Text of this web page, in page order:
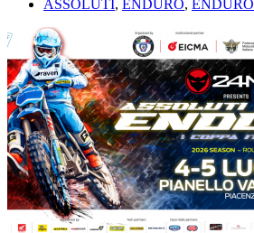
ASSOLUTI, ENDURO, ENDURO